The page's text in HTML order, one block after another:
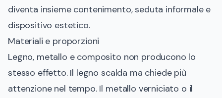
diventa insieme contenimento, seduta informale e
dispositivo estetico.
Materiali e proporzioni
Legno, metallo e composito non producono lo
stesso effetto. Il legno scalda ma chiede più
attenzione nel tempo. Il metallo verniciato o il